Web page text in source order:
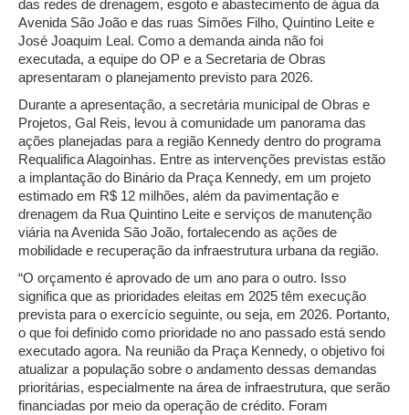
das redes de drenagem, esgoto e abastecimento de água da
Avenida São João e das ruas Simões Filho, Quintino Leite e
José Joaquim Leal. Como a demanda ainda não foi
executada, a equipe do OP e a Secretaria de Obras
apresentaram o planejamento previsto para 2026.
Durante a apresentação, a secretária municipal de Obras e
Projetos, Gal Reis, levou à comunidade um panorama das
ações planejadas para a região Kennedy dentro do programa
Requalifica Alagoinhas. Entre as intervenções previstas estão
a implantação do Binário da Praça Kennedy, em um projeto
estimado em R$ 12 milhões, além da pavimentação e
drenagem da Rua Quintino Leite e serviços de manutenção
viária na Avenida São João, fortalecendo as ações de
mobilidade e recuperação da infraestrutura urbana da região.
“O orçamento é aprovado de um ano para o outro. Isso
significa que as prioridades eleitas em 2025 têm execução
prevista para o exercício seguinte, ou seja, em 2026. Portanto,
o que foi definido como prioridade no ano passado está sendo
executado agora. Na reunião da Praça Kennedy, o objetivo foi
atualizar a população sobre o andamento dessas demandas
prioritárias, especialmente na área de infraestrutura, que serão
financiadas por meio da operação de crédito. Foram